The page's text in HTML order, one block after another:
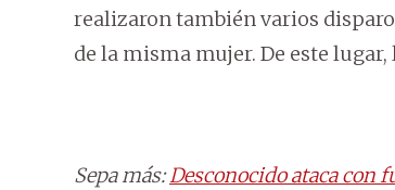
realizaron también varios
de la misma mujer. De este
Sepa más:Desconocido ataca con